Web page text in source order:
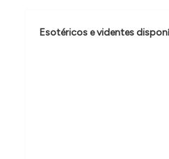
d
Esotéricos e videntes